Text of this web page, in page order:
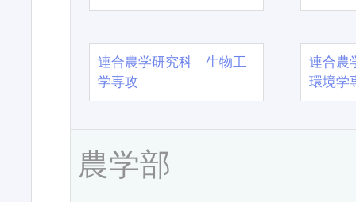
連合農学研究科 生物工
学専攻
連合農
環境学
農学部